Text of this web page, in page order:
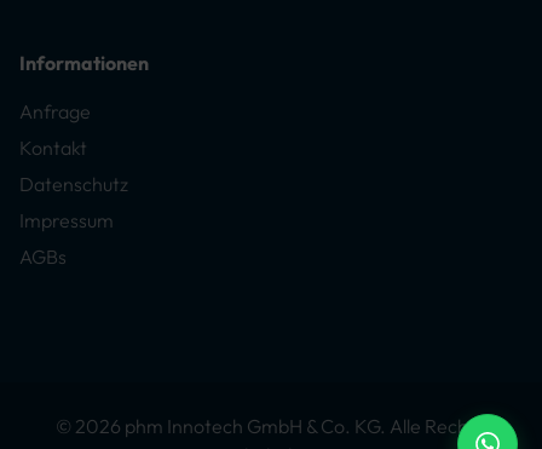
Informationen
Anfrage
Kontakt
Datenschutz
Impressum
AGBs
© 2026 phm Innotech GmbH & Co. KG. Alle Rechte